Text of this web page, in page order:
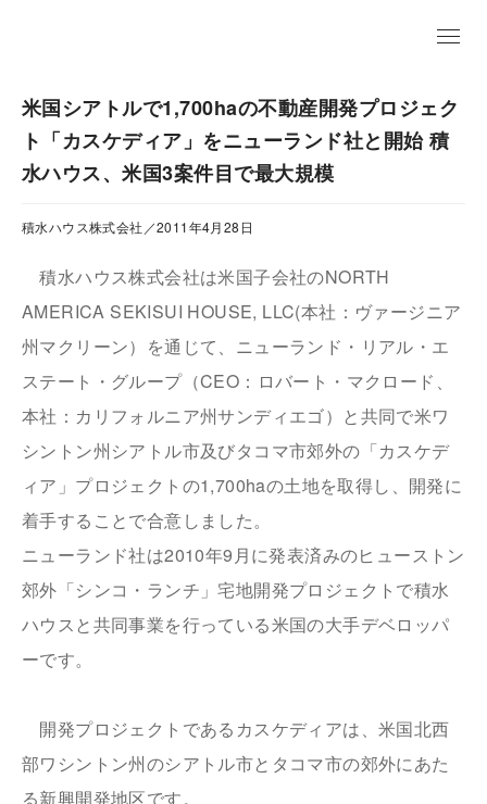
米国シアトルで1,700haの不動産開発プロジェク
ト「カスケディア」をニューランド社と開始 積
水ハウス、米国3案件目で最大規模
積水ハウス株式会社／2011年4月28日
積水ハウス株式会社は米国子会社のNORTH
AMERICA SEKISUI HOUSE, LLC(本社：ヴァージニア
州マクリーン）を通じて、ニューランド・リアル・エ
ステート・グループ（CEO：ロバート・マクロード、
本社：カリフォルニア州サンディエゴ）と共同で米ワ
シントン州シアトル市及びタコマ市郊外の「カスケデ
ィア」プロジェクトの1,700haの土地を取得し、開発に
着手することで合意しました。
ニューランド社は2010年9月に発表済みのヒューストン
郊外「シンコ・ランチ」宅地開発プロジェクトで積水
ハウスと共同事業を行っている米国の大手デベロッパ
ーです。
開発プロジェクトであるカスケディアは、米国北西
部ワシントン州のシアトル市とタコマ市の郊外にあた
る新興開発地区です。